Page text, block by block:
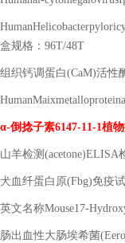
盒规格： 96T/48T
组织钙调蛋白(CaM)活性
α-倒捻子素6147-11-1植
山羊检测 (acetone)ELISA
犬血纤蛋白原(Fbg)免疫
英文名称Mouse17-
肠出血性大肠埃希菌